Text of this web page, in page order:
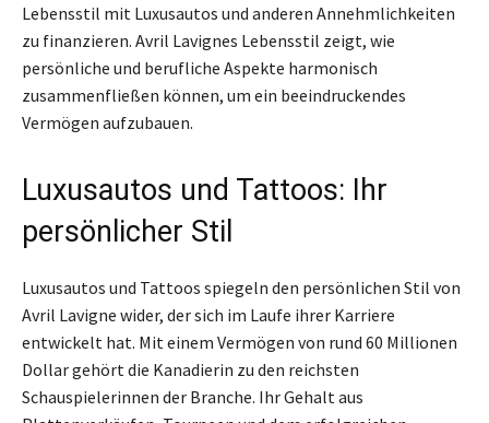
Lebensstil mit Luxusautos und anderen Annehmlichkeiten
zu finanzieren. Avril Lavignes Lebensstil zeigt, wie
persönliche und berufliche Aspekte harmonisch
zusammenfließen können, um ein beeindruckendes
Vermögen aufzubauen.
Luxusautos und Tattoos: Ihr
persönlicher Stil
Luxusautos und Tattoos spiegeln den persönlichen Stil von
Avril Lavigne wider, der sich im Laufe ihrer Karriere
entwickelt hat. Mit einem Vermögen von rund 60 Millionen
Dollar gehört die Kanadierin zu den reichsten
Schauspielerinnen der Branche. Ihr Gehalt aus